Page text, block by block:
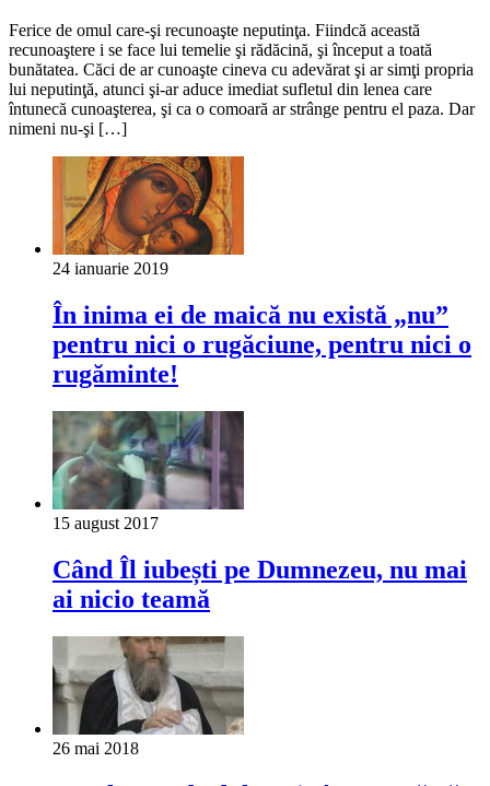
Ferice de omul care-şi recunoaşte neputinţa. Fiindcă această
recunoaştere i se face lui temelie şi rădăcină, şi început a toată
bunătatea. Căci de ar cunoaşte cineva cu adevărat şi ar simţi propria
lui neputinţă, atunci şi-ar aduce imediat sufletul din lenea care
întunecă cunoaşterea, şi ca o comoară ar strânge pentru el paza. Dar
nimeni nu-şi […]
24 ianuarie 2019
În inima ei de maică nu există „nu”
pentru nici o rugăciune, pentru nici o
rugăminte!
15 august 2017
Când Îl iubești pe Dumnezeu, nu mai
ai nicio teamă
26 mai 2018